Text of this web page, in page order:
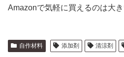
Amazonで気軽に買えるのは大き
自作材料 添加剤 清涼剤